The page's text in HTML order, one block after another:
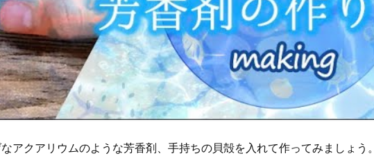
アクアリウムのような芳香剤、手持ちの貝殻を入れて作ってみましょう。